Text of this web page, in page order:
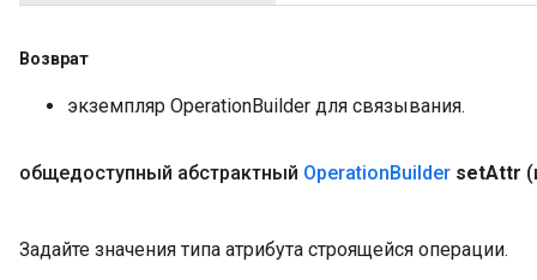
Возврат
экземпляр OperationBuilder для связывания.
общедоступный абстрактный OperationBuilder setAttr
Задайте значения типа атрибута строящейся операции.